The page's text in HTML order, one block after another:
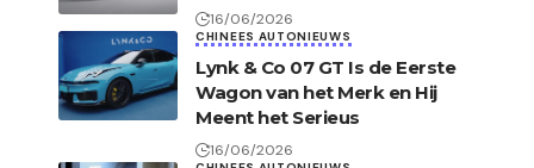
16/06/2026
CHINEES AUTONIEUWS
Lynk & Co 07 GT Is de Eerste
Wagon van het Merk en Hij
Meent het Serieus
16/06/2026